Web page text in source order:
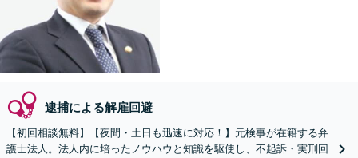
逮捕による解雇回避
【初回相談無料】【夜間・土日も迅速に対応！】元検事が在籍する弁
護士法人。法人内に培ったノウハウと知識を駆使し、不起訴・実刑回